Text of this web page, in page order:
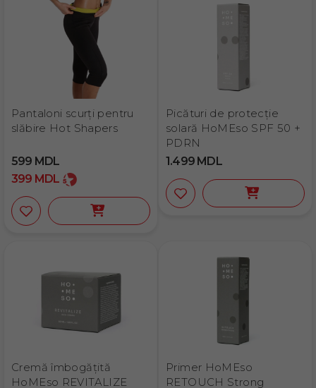
Pantaloni scurţi pentru
slăbire Hot Shapers
599 MDL
399 MDL
Picături de protecție
solară HoMEso SPF 50 +
PDRN
1.499 MDL
Cremă îmbogățită
HoMEso REVITALIZE
Primer HoMEso
RETOUCH Strong